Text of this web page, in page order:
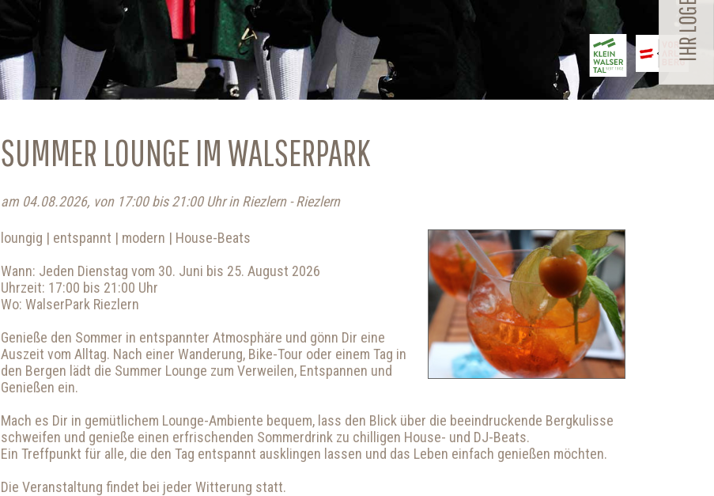
SUMMER LOUNGE IM WALSERPARK
am 04.08.2026, von 17:00 bis 21:00 Uhr in Riezlern - Riezlern
loungig | entspannt | modern | House-Beats
Wann: Jeden Dienstag vom 30. Juni bis 25. August 2026
Uhrzeit: 17:00 bis 21:00 Uhr
Wo: WalserPark Riezlern
Genieße den Sommer in entspannter Atmosphäre und gönn Dir eine
Auszeit vom Alltag. Nach einer Wanderung, Bike-Tour oder einem Tag in
den Bergen lädt die Summer Lounge zum Verweilen, Entspannen und
Genießen ein.
Mach es Dir in gemütlichem Lounge-Ambiente bequem, lass den Blick über die beeindruckende Bergkulisse
schweifen und genieße einen erfrischenden Sommerdrink zu chilligen House- und DJ-Beats.
Ein Treffpunkt für alle, die den Tag entspannt ausklingen lassen und das Leben einfach genießen möchten.
Die Veranstaltung findet bei jeder Witterung statt.